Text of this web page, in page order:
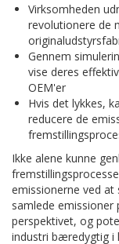
Virksomheden
revolutionere de
Gennem
vise deres
OEM'er
Hvis det lykkes,
reducere de
Ikke alene kunne
emissionerne ved
samlede
perspektivet, og
industri bæredygtig i